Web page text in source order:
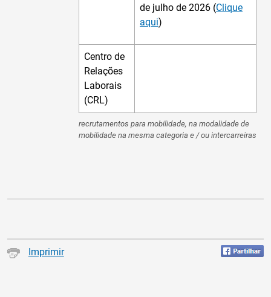
recrutamentos para mobilidade, na modalidade de
mobilidade na mesma categoria e / ou intercarreiras
de julho de 2026 (Clique
aqui)
Centro de
Relações
Laborais
(CRL)
Imprimir